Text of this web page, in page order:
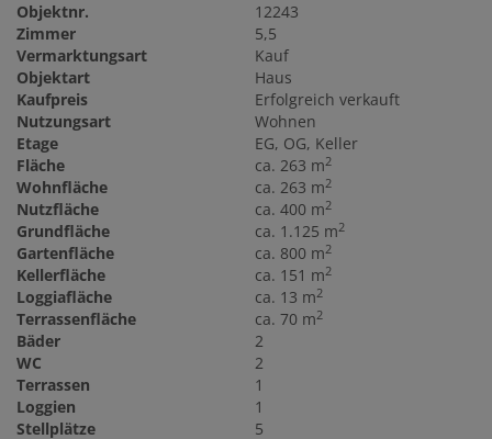
Objektnr.
12243
Zimmer
5,5
Vermarktungsart
Kauf
Objektart
Haus
Kaufpreis
Erfolgreich verkauft
Nutzungsart
Wohnen
Etage
EG, OG, Keller
Fläche
ca. 263 m2
Wohnfläche ca. 263 m2
Nutzfläche ca. 400 m2
Grundfläche ca. 1.125 m2
Gartenfläche ca. 800 m2
Kellerfläche ca. 151 m2
Loggiafläche ca. 13 m2
Terrassenfläche ca. 70 m2
Bäder
2
WC
2
Terrassen
1
Loggien
1
Stellplätze
5